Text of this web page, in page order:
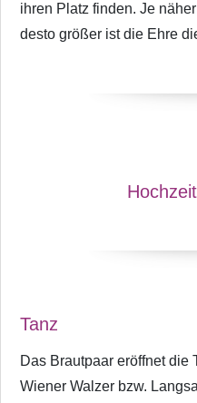
ihren Platz finden. Je
desto größer ist die Ehre
Tanz
Das Brautpaar eröffnet die
Wiener Walzer bzw.